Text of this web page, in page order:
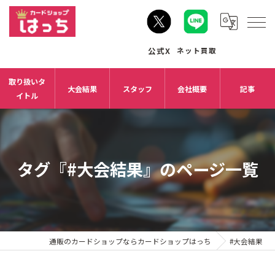
取り扱いタ
イトル
大会結果 スタッフ 会社概要 記事
タグ『#大会結果』のページ一覧
通販のカードショップならカードショップはっち #大会結果